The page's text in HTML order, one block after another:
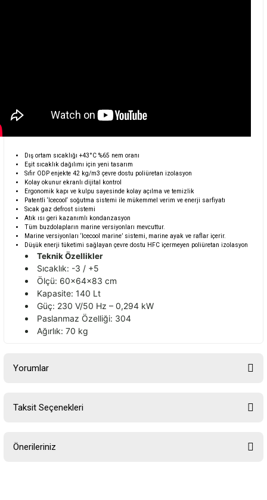
Dış ortam sıcaklığı +43°C %65 nem oranı
Eşit sıcaklık dağılımı için yeni tasarım
Sıfır ODP enjekte 42 kg/m3 çevre dostu poliüretan izolasyon
Kolay okunur ekranlı dijital kontrol
Ergonomik kapı ve kulpu sayesinde kolay açılma ve temizlik
Patentli ‘Icecool‘ soğutma sistemi ile mükemmel verim ve enerji sarfiyatı
Sıcak gaz defrost sistemi
Atık ısı geri kazanımlı kondanzasyon
Tüm buzdolapların marine versiyonları mevcuttur.
Marine versiyonları ‘Icecool marine’ sistemi, marine ayak ve raflar içerir.
Düşük enerji tüketimi sağlayan çevre dostu HFC içermeyen poliüretan izolasyon
Teknik Özellikler
Sıcaklık: -3 / +5
Ölçü: 60x64x83 cm
Kapasite: 140 Lt
Güç: 230 V/50 Hz – 0,294 kW
Paslanmaz Özelliği: 304
Ağırlık: 70 kg
Yorumlar
Taksit Seçenekleri
Önerileriniz